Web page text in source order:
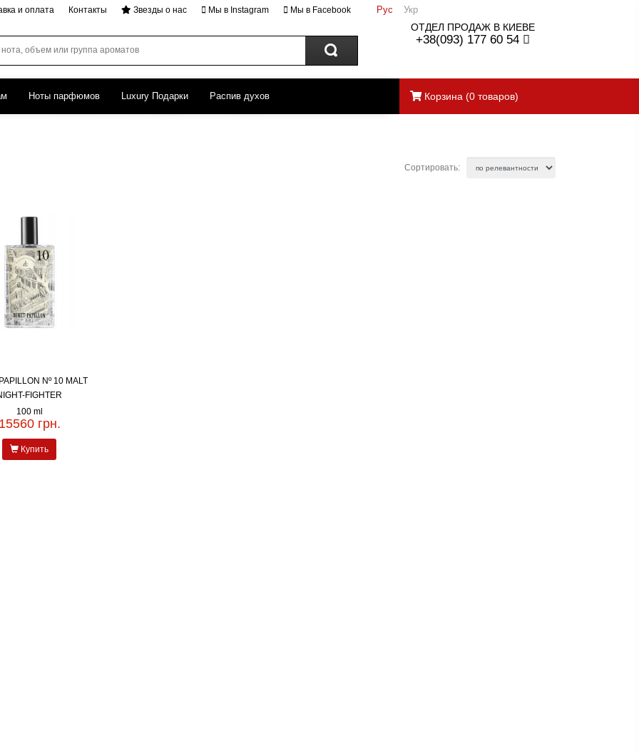
и оплата Контакты Звезды о нас Мы в Instagram Мы в Facebook Рус Укр
ОТДЕЛ ПРОДАЖ В КИЕВЕ
+38(093) 177 60 54
Ноты парфюмов Luxury Подарки Распив духов Корзина (0 товаров)
Сортировать:
Nº 10 MALT
FIGHTER
100 ml
15560 грн.
Купить